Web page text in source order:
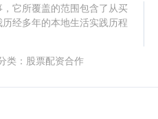
它所覆盖的范围包含了从买
经多年的本地生活实践历程
类： 股票配资合作